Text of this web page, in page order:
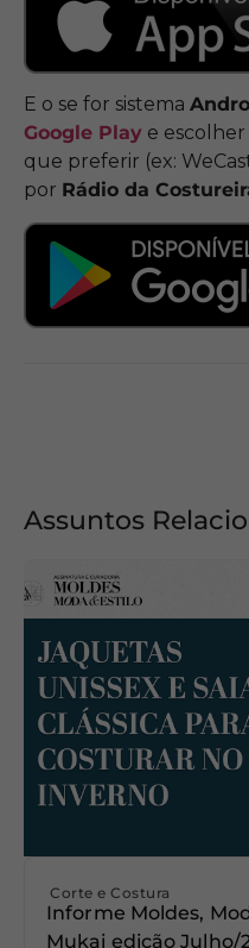
E o se for sistema
Google Play e
que preferir (ex:
por Rádio da
Assuntos
Corte e Costura
Informe Moldes,
Mukai edição Julho/